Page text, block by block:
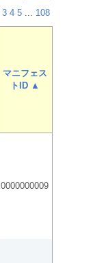
3 4 5 ... 108
マニフェス
トID ▲
0000000009